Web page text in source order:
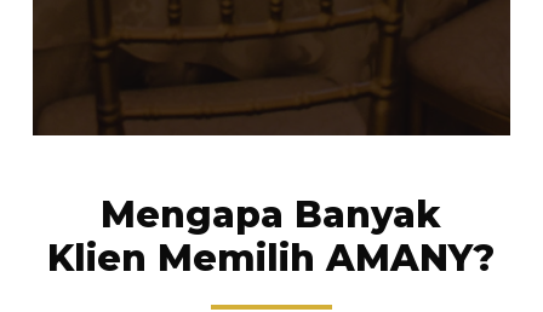
Mengapa Banyak
Klien Memilih AMANY?